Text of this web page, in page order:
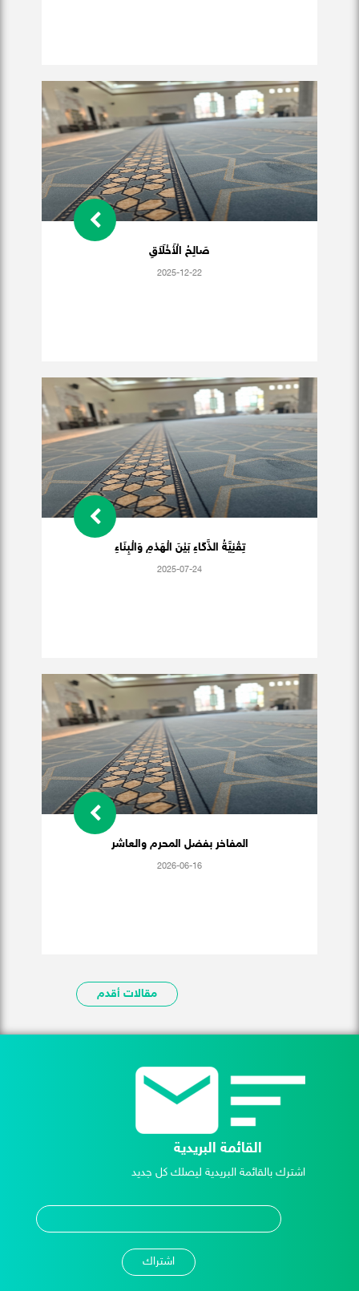
صَالِحُ الْأَخْلَاَقِ
2025-12-22
تِقْنِيَّةُ الذَّكَاءِ بَيْنَ الْهَدْمِ وَالْبِنَاءِ
2025-07-24
المفاخر بفضل المحرم والعاشر
2026-06-16
مقالات أقدم
القائمة البريدية
اشترك بالقائمة البريدية ليصلك كل جديد